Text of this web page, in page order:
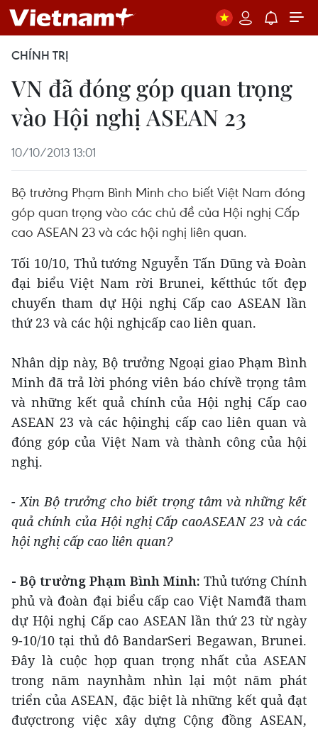
CHÍNH TRỊ
VN đã đóng góp quan trọng
vào Hội nghị ASEAN 23
10/10/2013 13:01
Bộ trưởng Phạm Bình Minh cho biết Việt Nam đóng
góp quan trọng vào các chủ đề của Hội nghị Cấp
cao ASEAN 23 và các hội nghị liên quan.
Tối 10/10, Thủ tướng Nguyễn Tấn Dũng và Đoàn
đại biểu Việt Nam rời Brunei, kếtthúc tốt đẹp
chuyến tham dự Hội nghị Cấp cao ASEAN lần
thứ 23 và các hội nghịcấp cao liên quan.
Nhân dịp này, Bộ trưởng Ngoại giao Phạm Bình
Minh đã trả lời phóng viên báo chívề trọng tâm
và những kết quả chính của Hội nghị Cấp cao
ASEAN 23 và các hộinghị cấp cao liên quan và
đóng góp của Việt Nam và thành công của hội
nghị.
- Xin Bộ trưởng cho biết trọng tâm và những kết
quả chính của Hội nghị Cấp caoASEAN 23 và các
hội nghị cấp cao liên quan?
- Bộ trưởng Phạm Bình Minh: Thủ tướng Chính
phủ và đoàn đại biểu cấp cao Việt Namđã tham
dự Hội nghị Cấp cao ASEAN lần thứ 23 từ ngày
9-10/10 tại thủ đô BandarSeri Begawan, Brunei.
Đây là cuộc họp quan trọng nhất của ASEAN
trong năm naynhằm nhìn lại một năm phát
triển của ASEAN, đặc biệt là những kết quả đạt
đượctrong việc xây dựng Cộng đồng ASEAN,